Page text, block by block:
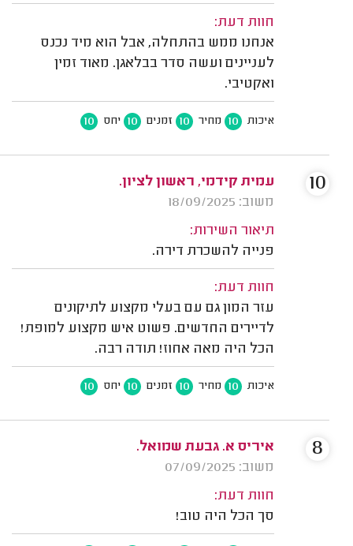
חוות דעת:
אנחנו ממש בהתחלה, אבל הוא מיד נכנס
לעניינים ועשה סדר בבלאגן. מאוד זמין
ואקטיבי.
איכות 10 מחיר 10 זמנים 10 יחס 10
עמית קידמי, ראשון לציון.
משוב: 18/09/2025
תיאור השירות:
פנייה להשכרת דירה.
חוות דעת:
עזר המון גם עם בעלי מקצוע לתיקונים
לדיירים החדשים. פשוט איש מקצוע למופת!
הכל היה מאה אחוז! תודה רבה.
איכות 10 מחיר 10 זמנים 10 יחס 10
10
איריס א. גבעת שמואל.
משוב: 07/09/2025
חוות דעת:
סך הכל היה טוב!
8